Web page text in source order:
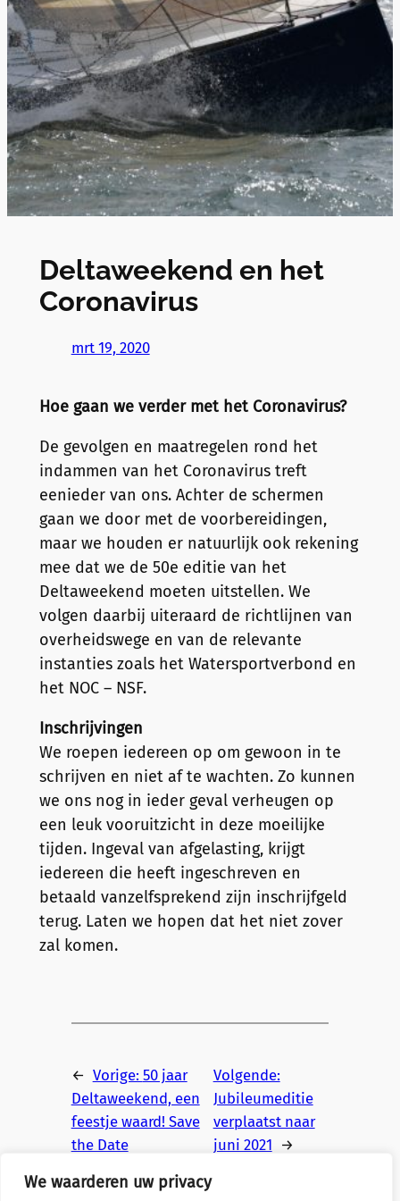
We waarderen uw privacy
Deltaweekend en het
Coronavirus
mrt 19, 2020
Hoe gaan we verder met het Coronavirus?
De gevolgen en maatregelen rond het
indammen van het Coronavirus treft
eenieder van ons. Achter de schermen
gaan we door met de voorbereidingen,
maar we houden er natuurlijk ook rekening
mee dat we de 50e editie van het
Deltaweekend moeten uitstellen. We
volgen daarbij uiteraard de richtlijnen van
overheidswege en van de relevante
instanties zoals het Watersportverbond en
het NOC – NSF.
Inschrijvingen
We roepen iedereen op om gewoon in te
schrijven en niet af te wachten. Zo kunnen
we ons nog in ieder geval verheugen op
een leuk vooruitzicht in deze moeilijke
tijden. Ingeval van afgelasting, krijgt
iedereen die heeft ingeschreven en
betaald vanzelfsprekend zijn inschrijfgeld
terug. Laten we hopen dat het niet zover
zal komen.
← Vorige: 50 jaar
Deltaweekend, een
feestje waard! Save
the Date
Volgende:
Jubileumeditie
verplaatst naar
juni 2021 →